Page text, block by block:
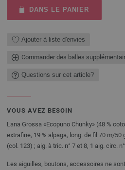
DANS LE PANIER
Ajouter à liste d'envies
Commander des balles
Questions sur cet article?
VOUS AVEZ BESOIN
Lana Grossa «Ecopuno Chunky» (48 %
extrafine, 19 % alpaga, long. de fil 70 m/50
(col. 123) ; aig. à tric. n° 7 et 8, 1 aig. circ.
Les aiguilles, boutons, accessoires ne